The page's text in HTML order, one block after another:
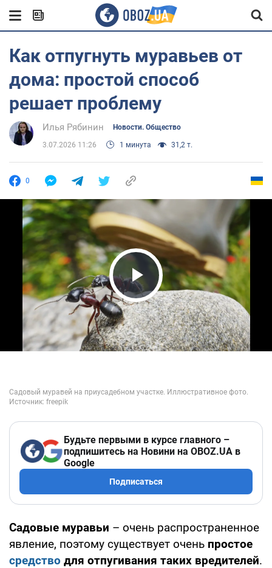
Как отпугнуть муравьев от
дома: простой способ
решает проблему
Илья Рябинин Новости. Общество
3.07.2026 11:26 1 минута 31,2 т.
0
Play Video
Будьте первыми в курсе главного –
подпишитесь на Новини на OBOZ.UA в
Google
Подписаться
Садовые муравьи – очень распространенное
явление, поэтому существует очень простое
средство для отпугивания таких вредителей.